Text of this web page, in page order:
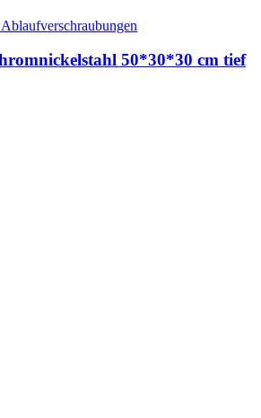
50*30*30 cm tief